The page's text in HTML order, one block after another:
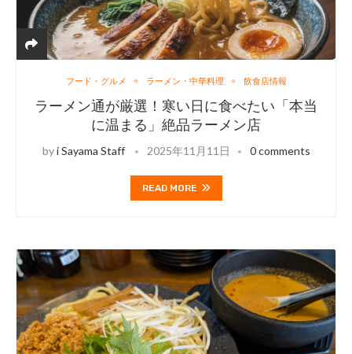
フード・グルメ ラーメン・中華料理 飲食店情報
ラーメン通が厳選！寒い日に食べたい「本当
に温まる」絶品ラーメン店
byi Sayama Staff 2025年11月11日 0 comments
READ MORE